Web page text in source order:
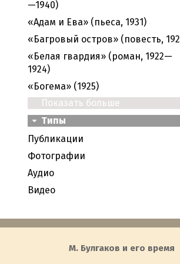
—1940)
«Адам и Ева» (пьеса, 1931)
«Багровый остров» (повесть,
«Белая гвардия» (роман, 1922—
1924)
«Богема» (1925)
Показать больше
Типы
Публикации
Фотографии
Аудио
Видео
М. Булгаков и его время